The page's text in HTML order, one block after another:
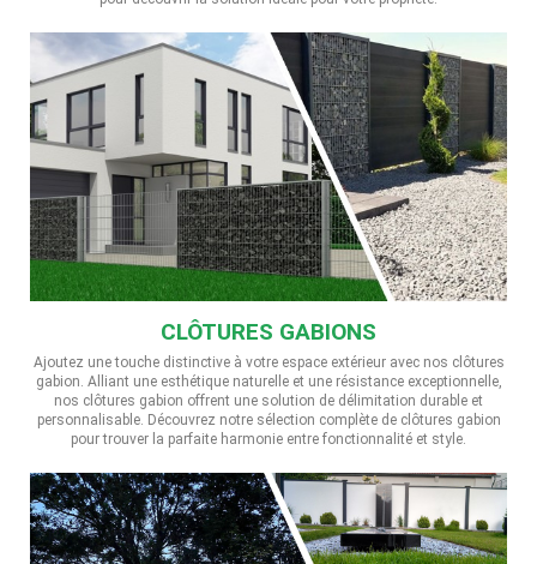
CLÔTURES GABIONS
Ajoutez une touche distinctive à votre espace extérieur avec nos clôtures
gabion. Alliant une esthétique naturelle et une résistance exceptionnelle,
nos clôtures gabion offrent une solution de délimitation durable et
personnalisable. Découvrez notre sélection complète de clôtures gabion
pour trouver la parfaite harmonie entre fonctionnalité et style.